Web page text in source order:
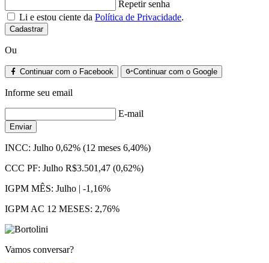
Repetir senha
Li e estou ciente da Política de Privacidade.
Cadastrar
Ou
Continuar com o Facebook Continuar com o Google
Informe seu email
E-mail
Enviar
INCC: Julho 0,62% (12 meses 6,40%)
CCC PF: Julho R$3.501,47 (0,62%)
IGPM MÊS: Julho | -1,16%
IGPM AC 12 MESES: 2,76%
Vamos conversar?